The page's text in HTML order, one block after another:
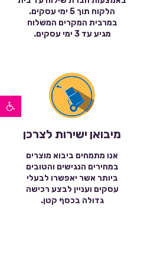
פתח סרגל נגישות
הלקוח תוך 5 ימי עסקים.
במרבית המקרים המשלוח
מגיע עד 3 ימי עסקים.
מיבואן ישירות לצרכן
אנו מתמחים ביבוא מוצרים
במחירים הנגישים והטובים
ביותר אשר יאפשרו לבעלי
עסקים ועניין לבצע רכישה
גדולה בכסף קטן.